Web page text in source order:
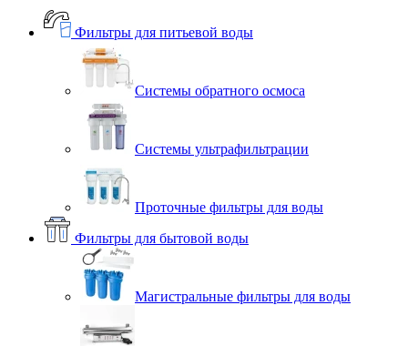
Фильтры для питьевой воды
Системы обратного осмоса
Системы ультрафильтрации
Проточные фильтры для воды
Фильтры для бытовой воды
Магистральные фильтры для воды